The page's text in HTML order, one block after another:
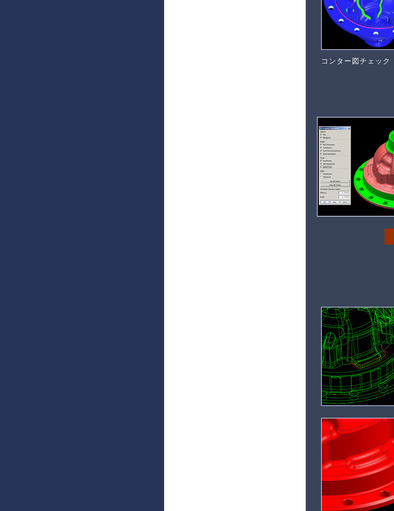
コンター図チェック